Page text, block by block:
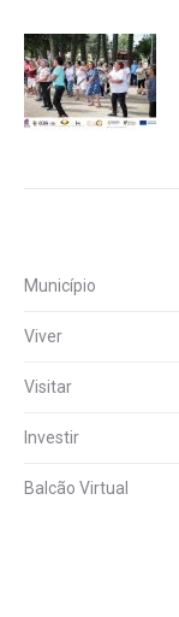
Município
Viver
Visitar
Investir
Balcão Virtual